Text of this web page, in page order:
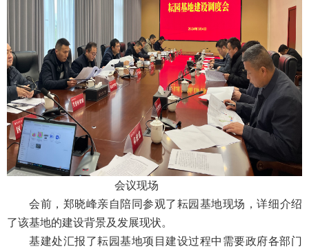
会议现场
会前， 郑晓峰亲自 陪同参观了耘园基地现场 ，详细介绍
了该基地的建设背景及 发展现状。
基建处汇报了耘园基地项目建设过程中需要政府各部门